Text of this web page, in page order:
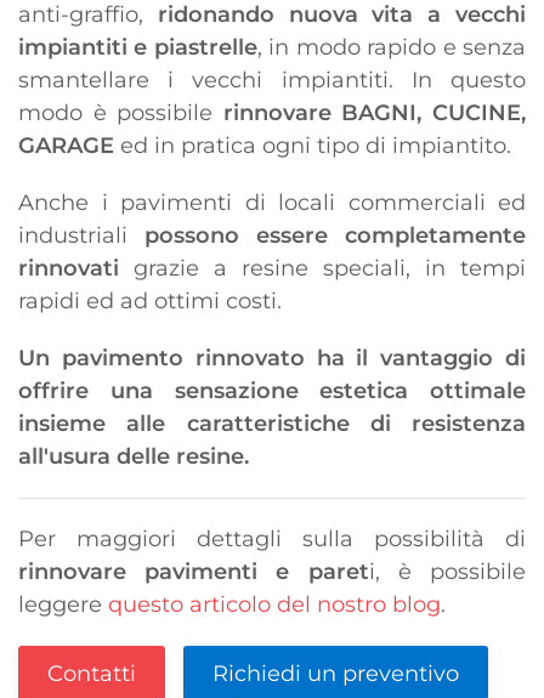
anti-graffio, ridonando nuova vita a vecchi
impiantiti e piastrelle, in modo rapido e senza
smantellare i vecchi impiantiti. In questo
modo è possibile rinnovare BAGNI, CUCINE,
GARAGE ed in pratica ogni tipo di impiantito.
Anche i pavimenti di locali commerciali ed
industriali possono essere completamente
rinnovati grazie a resine speciali, in tempi
rapidi ed ad ottimi costi.
Un pavimento rinnovato ha il vantaggio di
offrire una sensazione estetica ottimale
insieme alle caratteristiche di resistenza
all'usura delle resine.
Per maggiori dettagli sulla possibilità di
rinnovare pavimenti e pareti, è possibile
leggere questo articolo del nostro blog.
Contatti Richiedi un preventivo